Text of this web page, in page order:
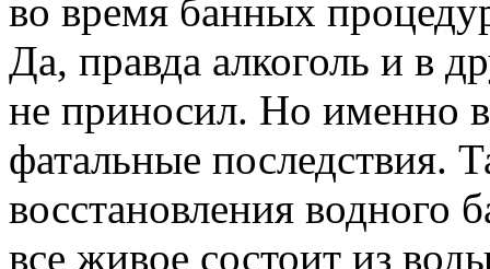
во время банных
Да, правда алкоголь и в
не приносил. Но именно
фатальные последствия.
восстановления водного
все живое состоит из